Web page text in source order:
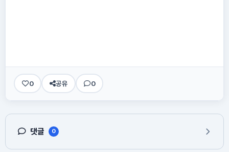
0 공유 0
댓글 0